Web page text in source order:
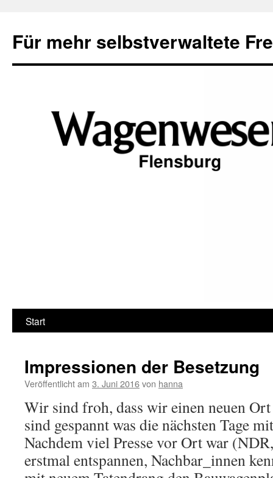
springen
Für mehr selbstverwaltete
Start
Impressionen der Besetzung
Veröffentlicht am 3. Juni 2016von hanna
Wir sind froh, dass wir einen neuen
sind gespannt was die nächsten Tage
Nachdem viel Presse vor Ort war
erstmal entspannen, Nachbar_innen